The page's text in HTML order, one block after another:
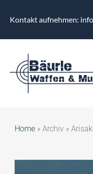
Kontakt aufnehmen:
Home » Archiv »